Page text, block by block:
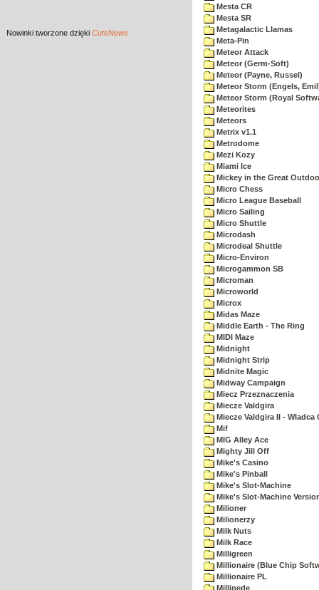
Nowinki tworzone dzięki CuteNews
Mesta CR
Mesta SR
Metagalactic Llamas
Meta-Pin
Meteor Attack
Meteor (Germ-Soft)
Meteor (Payne, Russel)
Meteor Storm (Engels,
Meteor Storm (Royal
Meteorites
Meteors
Metrix v1.1
Metrodome
Mezi Kozy
Miami Ice
Mickey in the Great
Micro Chess
Micro League Baseball
Micro Sailing
Micro Shuttle
Microdash
Microdeal Shuttle
Micro-Environ
Microgammon SB
Microman
Microworld
Microx
Midas Maze
Middle Earth - The Ring
MIDI Maze
Midnight
Midnight Strip
Midnite Magic
Midway Campaign
Miecz Przeznaczenia
Miecze Valdgira
Miecze Valdgira II - Wladca
Mif
MIG Alley Ace
Mighty Jill Off
Mike's Casino
Mike's Pinball
Mike's Slot-Machine
Mike's Slot-Machine
Milioner
Milionerzy
Milk Nuts
Milk Race
Milligreen
Millionaire (Blue Chip
Millionaire PL
Millipede